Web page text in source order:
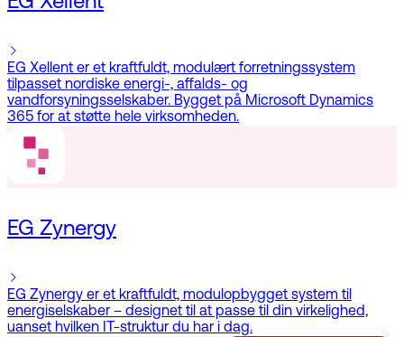
EG Xellent er et kraftfuldt, modulært forretningssystem
tilpasset nordiske energi-, affalds- og
vandforsyningsselskaber. Bygget på Microsoft Dynamics
365 for at støtte hele virksomheden.
EG Zynergy
EG Zynergy er et kraftfuldt, modulopbygget system til
energiselskaber – designet til at passe til din virkelighed,
uanset hvilken IT-struktur du har i dag.